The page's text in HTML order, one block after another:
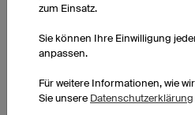
zum Einsatz.
Sie können Ihre Einwilligung
anpassen.
Für weitere Informationen, wie
Sie unsere Datenschutzerklärung